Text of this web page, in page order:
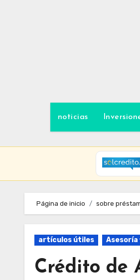
noticias
Página de inicio sobre
artículos útiles
Crédito de